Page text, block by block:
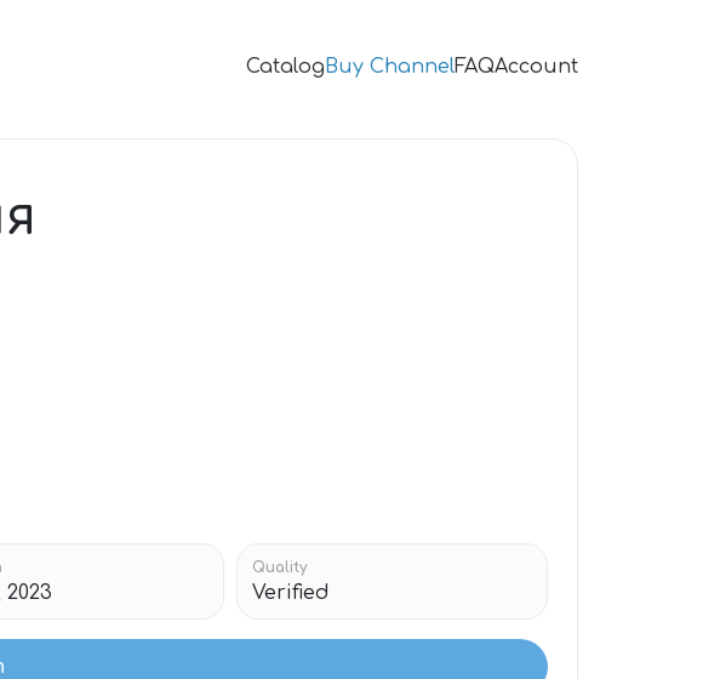
Catalog Buy ChannelFAQAccount
2023
Quality
Verified